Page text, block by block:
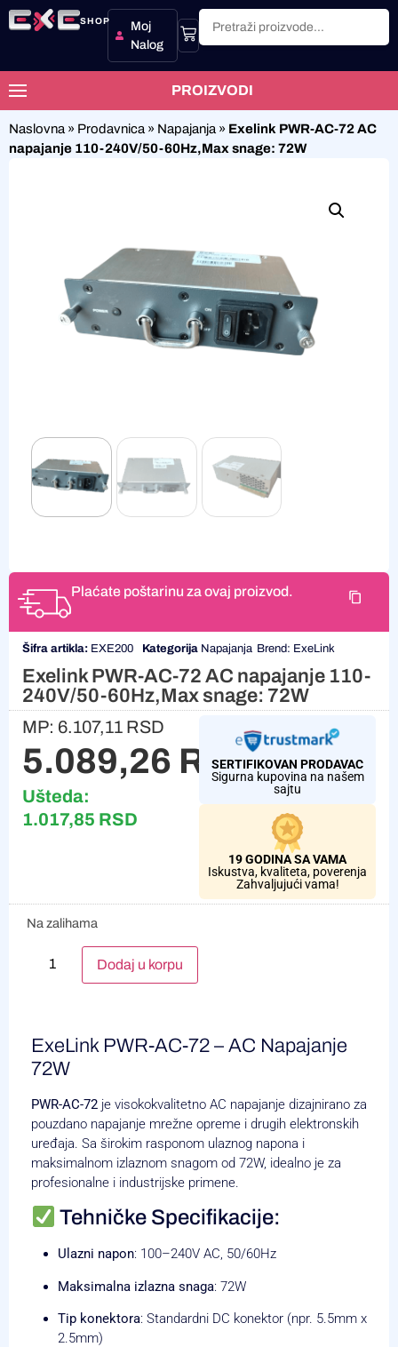
SHOP
Moj
Nalog
PROIZVODI
Naslovna » Prodavnica » Napajanja » Exelink PWR-AC-72 AC
napajanje 110-240V/50-60Hz,Max snage: 72W
Plaćate poštarinu za ovaj proizvod.
Šifra artikla: EXE200 Kategorija Napajanja Brend: ExeLink
Exelink PWR-AC-72 AC napajanje 110-
240V/50-60Hz,Max snage: 72W
MP: 6.107,11 RSD
5.089,26 RSD
Ušteda:
1.017,85 RSD
SERTIFIKOVAN PRODAVAC
Sigurna kupovina na našem
sajtu
19 GODINA SA VAMA
Iskustva, kvaliteta, poverenja
Zahvaljujući vama!
Na zalihama
Dodaj u korpu
ExeLink PWR-AC-72 – AC Napajanje
72W
PWR-AC-72 je visokokvalitetno AC napajanje dizajnirano za
pouzdano napajanje mrežne opreme i drugih elektronskih
uređaja. Sa širokim rasponom ulaznog napona i
maksimalnom izlaznom snagom od 72W, idealno je za
profesionalne i industrijske primene.
Tehničke Specifikacije:
Ulazni napon: 100–240V AC, 50/60Hz
Maksimalna izlazna snaga: 72W
Tip konektora: Standardni DC konektor (npr. 5.5mm x
2.5mm)